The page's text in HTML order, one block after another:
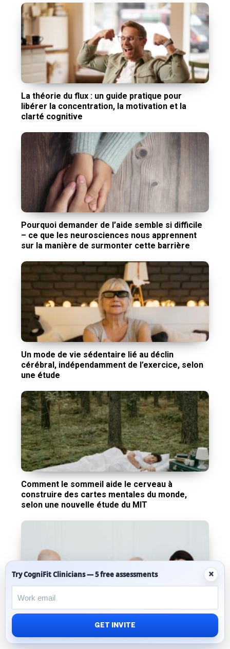
La théorie du flux : un guide pratique pour
libérer la concentration, la motivation et la
clarté cognitive
Pourquoi demander de l’aide semble si difficile
– ce que les neurosciences nous apprennent
sur la manière de surmonter cette barrière
Un mode de vie sédentaire lié au déclin
cérébral, indépendamment de l’exercice, selon
une étude
Comment le sommeil aide le cerveau à
construire des cartes mentales du monde,
selon une nouvelle étude du MIT
L’effet Dunning-Kruger : pourquoi certaines
personnes se sentent expertes sans en savoir
Try CogniFit Clinicians — 5 free assessments ×
GET INVITE